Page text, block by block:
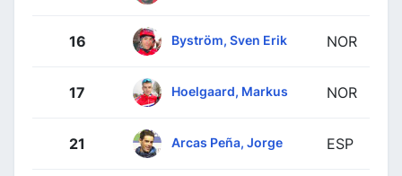
16 Byström, Sven Erik NOR
17 Hoelgaard, Markus NOR
21 Arcas Peña, Jorge ESP